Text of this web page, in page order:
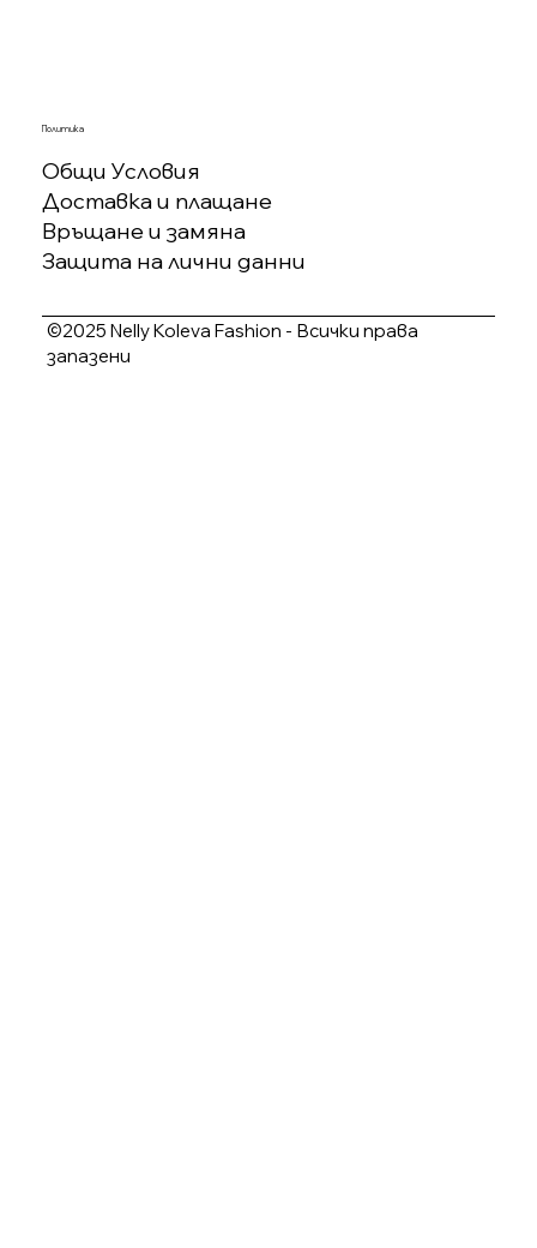
Политика
Общи Условия
Доставка и плащане
Връщане и замяна
Защита на лични данни
©2025 Nelly Koleva Fashion - Всички права
запазени